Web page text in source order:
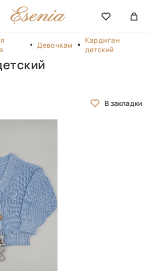
Девочкам
Кардиган
детский